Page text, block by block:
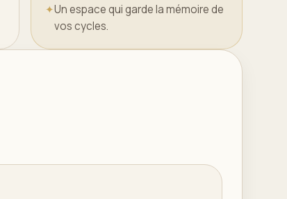
✦Un espace qui garde la mémoire de
vos cycles.